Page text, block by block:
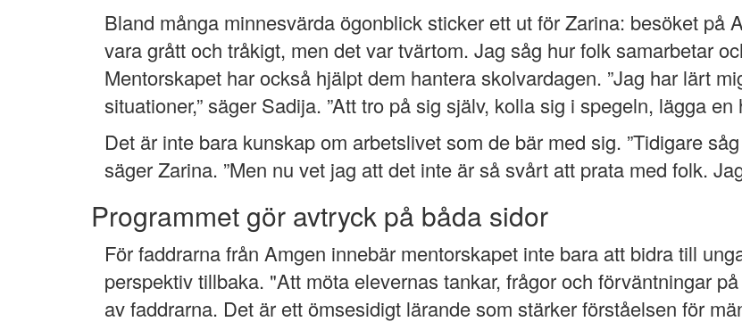
Bland många minnesvärda ögonblick sticker ett ut för Zarina: besöket på
vara grått och tråkigt, men det var tvärtom. Jag såg hur folk samarbetar
Mentorskapet har också hjälpt dem hantera skolvardagen. ”Jag har lärt
situationer,” säger Sadija. ”Att tro på sig själv, kolla sig i spegeln, lägga en
Det är inte bara kunskap om arbetslivet som de bär med sig. ”Tidigare
säger Zarina. ”Men nu vet jag att det inte är så svårt att prata med folk.
Programmet gör avtryck på båda sidor
För faddrarna från Amgen innebär mentorskapet inte bara att bidra till
perspektiv tillbaka. "Att möta elevernas tankar, frågor och förväntningar
av faddrarna. Det är ett ömsesidigt lärande som stärker förståelsen för